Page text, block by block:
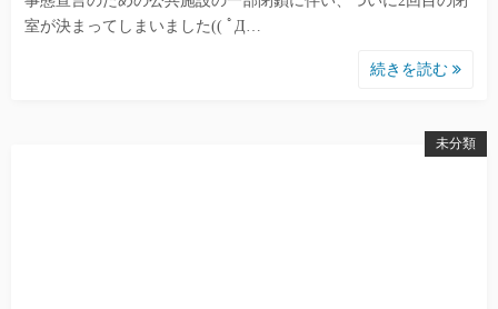
室が決まってしまいました(( ﾟД…
続きを読む
未分類